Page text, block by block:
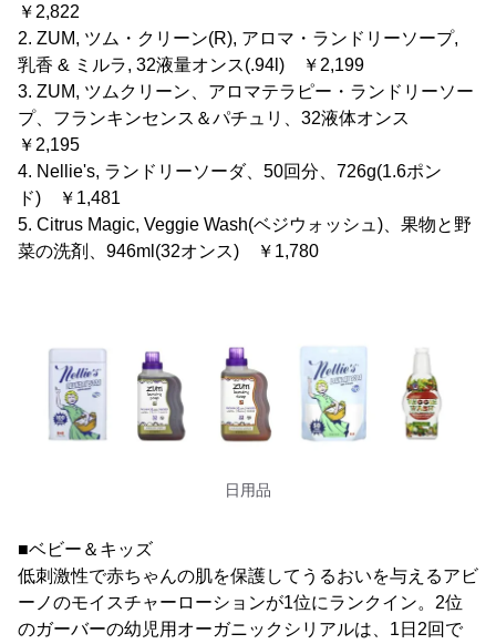
￥2,822
2. ZUM, ツム・クリーン(R), アロマ・ランドリーソープ,
乳香 & ミルラ, 32液量オンス(.94l) ￥2,199
3. ZUM, ツムクリーン、アロマテラピー・ランドリーソー
プ、フランキンセンス＆パチュリ、32液体オンス
￥2,195
4. Nellie's, ランドリーソーダ、50回分、726g(1.6ポン
ド) ￥1,481
5. Citrus Magic, Veggie Wash(ベジウォッシュ)、果物と野
菜の洗剤、946ml(32オンス) ￥1,780
日用品
■ベビー＆キッズ
低刺激性で赤ちゃんの肌を保護してうるおいを与えるアビ
ーノのモイスチャーローションが1位にランクイン。2位
のガーバーの幼児用オーガニックシリアルは、1日2回で